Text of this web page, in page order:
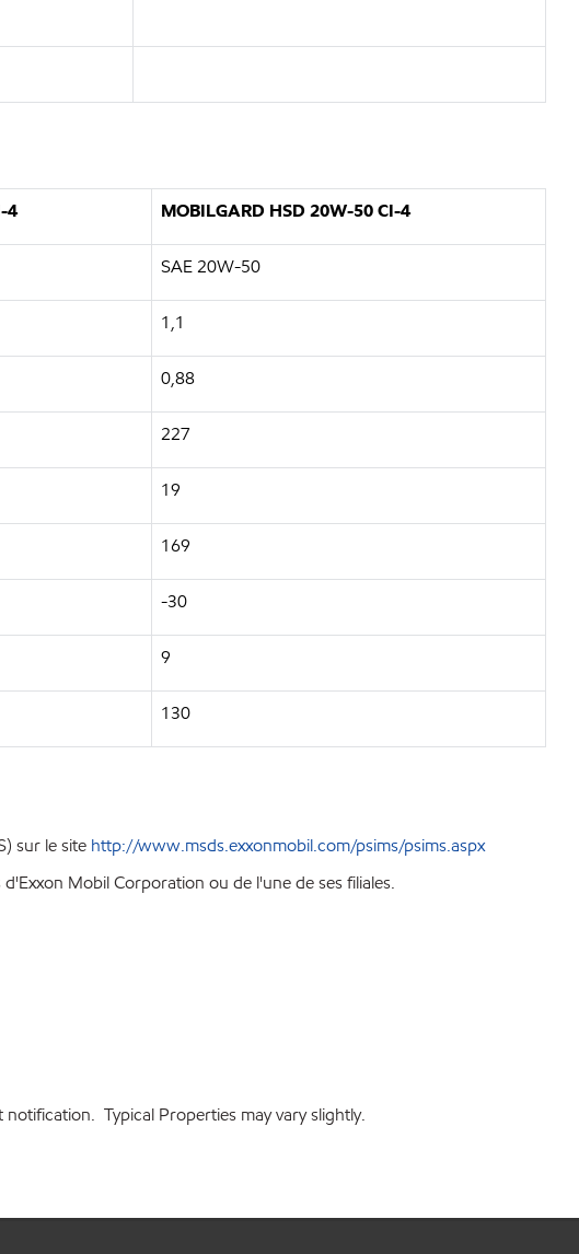
4 MOBILGARD HSD 20W-50 CI-4
SAE 20W-50
1,1
0,88
227
19
169
-30
9
130
sur le site http://www.msds.exxonmobil.com/psims/psims.aspx
Mobil Corporation ou de l'une de ses filiales.
Typical Properties may vary slightly.